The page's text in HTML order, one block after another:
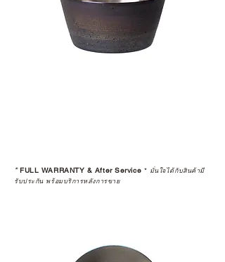
*FULL WARRANTY & After Service * มั่นใจได้กับสินค้ามี
รับประกัน พร้อมบริการหลังการขาย